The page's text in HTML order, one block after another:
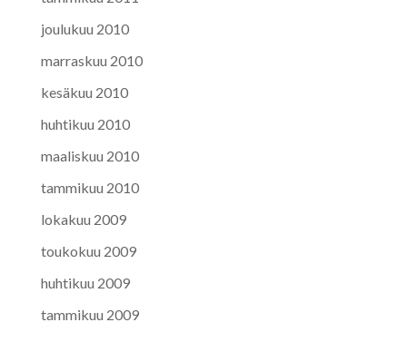
joulukuu 2010
marraskuu 2010
kesäkuu 2010
huhtikuu 2010
maaliskuu 2010
tammikuu 2010
lokakuu 2009
toukokuu 2009
huhtikuu 2009
tammikuu 2009